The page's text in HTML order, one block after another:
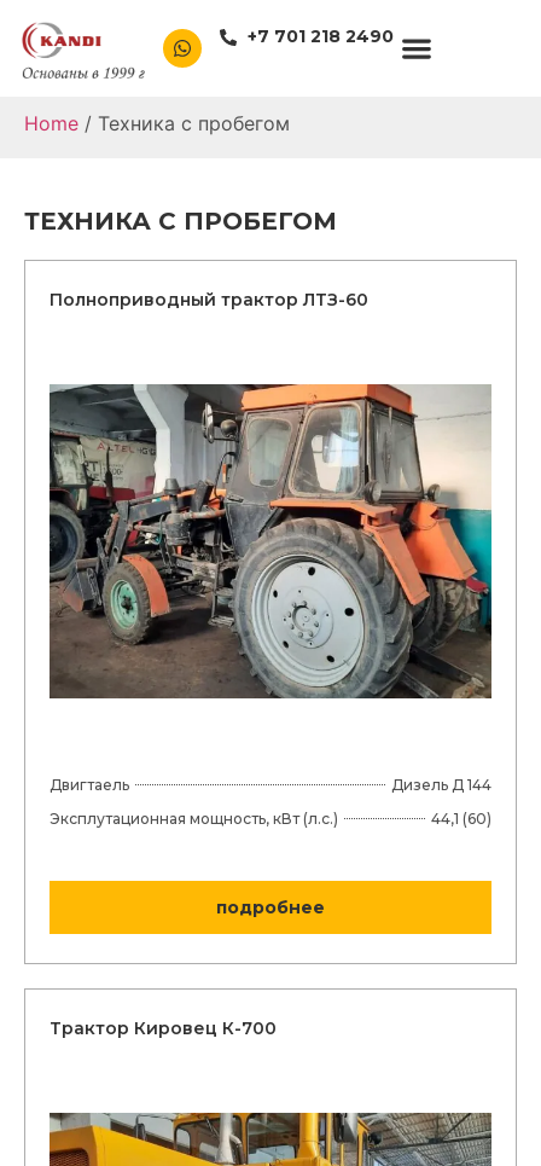
+7 701 218 2490
Home / Техника с пробегом
ТЕХНИКА С ПРОБЕГОМ
Полноприводный трактор ЛТЗ-60
Двигтаель
Дизель Д 144
Эксплутационная мощность, кВт (л.с.)
44,1 (60)
подробнее
Трактор Кировец К-700